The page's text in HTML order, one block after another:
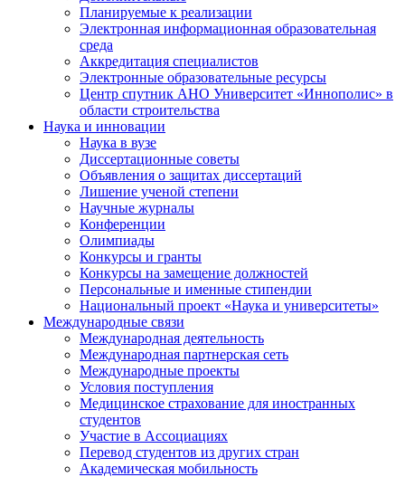
Планируемые к реализации
Электронная информационная образовательная
среда
Аккредитация специалистов
Электронные образовательные ресурсы
Центр спутник АНО Университет «Иннополис» в
области строительства
Наука и инновации
Наука в вузе
Диссертационные советы
Объявления о защитах диссертаций
Лишение ученой степени
Научные журналы
Конференции
Олимпиады
Конкурсы и гранты
Конкурсы на замещение должностей
Персональные и именные стипендии
Национальный проект «Наука и университеты»
Международные связи
Международная деятельность
Международная партнерская сеть
Международные проекты
Условия поступления
Медицинское страхование для иностранных
студентов
Участие в Ассоциациях
Перевод студентов из других стран
Академическая мобильность